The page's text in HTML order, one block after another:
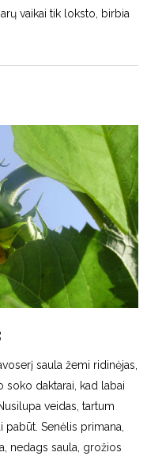
vaikai tik loksto, birbia
saula žemi ridinėjas,
soko daktarai, kad labai
veidas, tartum
Senėlis primana,
nedags saula, grožios